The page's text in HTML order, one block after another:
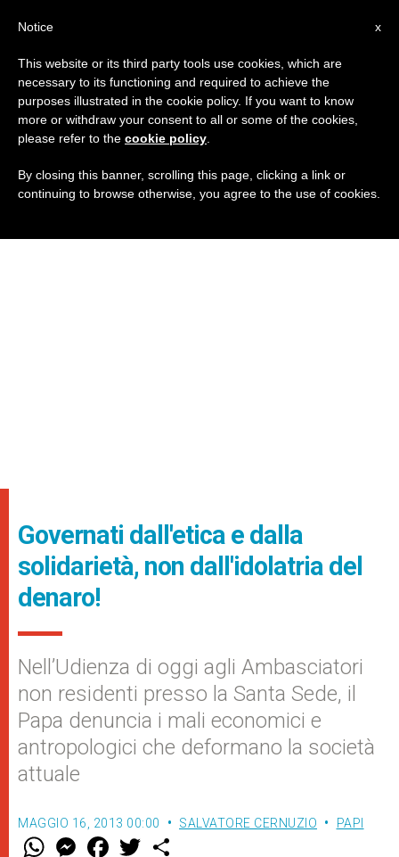
Governati dall'etica e dalla
solidarietà, non dall'idolatria del
denaro!
Nell’Udienza di oggi agli Ambasciatori
non residenti presso la Santa Sede, il
Papa denuncia i mali economici e
antropologici che deformano la società
attuale
MAGGIO 16, 2013 00:00 SALVATORE CERNUZIO PAPI
W M F
x
Notice
This website or its third party tools use cookies, which are
necessary to its functioning and required to achieve the
purposes illustrated in the cookie policy. If you want to know
more or withdraw your consent to all or some of the cookies,
please refer to the cookie policy
By closing this banner, scrolling this page, clicking a link or
continuing to browse otherwise, you agree to the use of cookies.